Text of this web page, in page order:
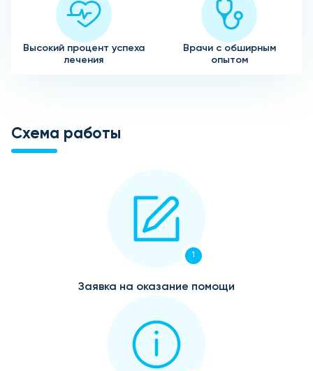
Высокий процент успеха
лечения
Врачи с обширным
опытом
Схема работы
1
Заявка на оказание помощи